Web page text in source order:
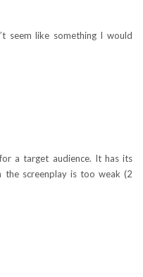
seem like something I would
a target audience. It has its
the screenplay is too weak (2